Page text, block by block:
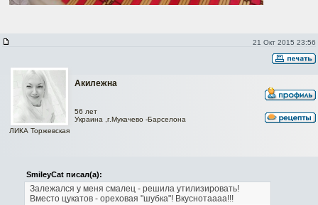
21 Окт 2015 23:56
Акилежна
ЛИКА Торжевская
56 лет
Украина ,г.Мукачево -Барселона
SmileyCat писал(а):
Залежался у меня смалец - решила утилизировать!
Вместо цукатов - ореховая "шубка"! Вкуснотаааа!!!